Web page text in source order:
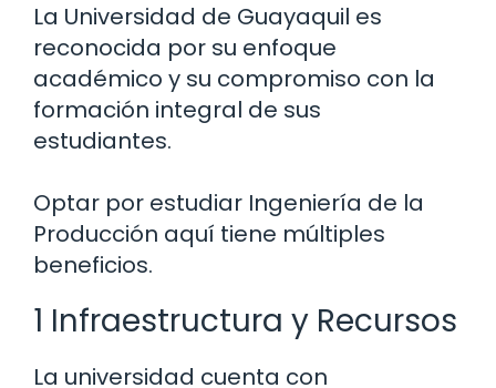
La Universidad de Guayaquil es
reconocida por su enfoque
académico y su compromiso con la
formación integral de sus
estudiantes.
Optar por estudiar Ingeniería de la
Producción aquí tiene múltiples
beneficios.
1 Infraestructura y Recursos
La universidad cuenta con